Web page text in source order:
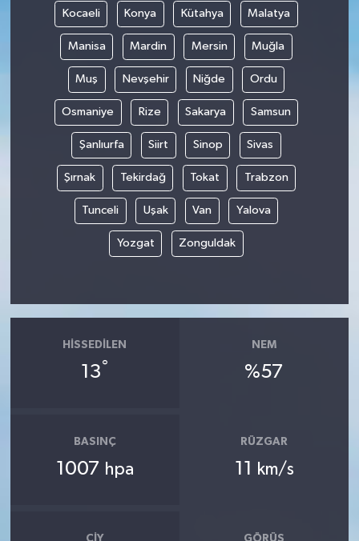
Kocaeli Konya Kütahya Malatya
Manisa Mardin Mersin Muğla
Muş Nevşehir Niğde Ordu
Osmaniye Rize Sakarya Samsun
Şanlıurfa Siirt Sinop Sivas
Şırnak Tekirdağ Tokat Trabzon
Tunceli Uşak Van Yalova
Yozgat Zonguldak
HISSEDILEN
13°
NEM
%57
BASINÇ
1007 hpa
RÜZGAR
11 km/s
ÇIY GÖRÜŞ